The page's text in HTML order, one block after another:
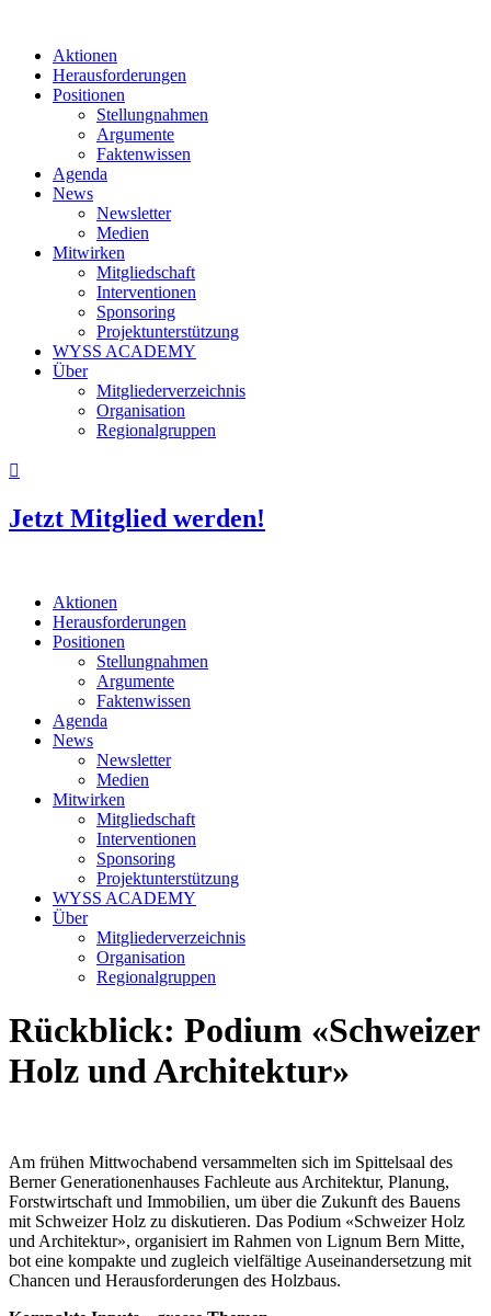
Aktionen
Herausforderungen
Positionen
Stellungnahmen
Argumente
Faktenwissen
Agenda
News
Newsletter
Medien
Mitwirken
Mitgliedschaft
Interventionen
Sponsoring
Projektunterstützung
WYSS ACADEMY
Über
Mitgliederverzeichnis
Organisation
Regionalgruppen

Jetzt Mitglied werden!
Aktionen
Herausforderungen
Positionen
Stellungnahmen
Argumente
Faktenwissen
Agenda
News
Newsletter
Medien
Mitwirken
Mitgliedschaft
Interventionen
Sponsoring
Projektunterstützung
WYSS ACADEMY
Über
Mitgliederverzeichnis
Organisation
Regionalgruppen
Rückblick: Podium «Schweizer
Holz und Architektur»
Am frühen Mittwochabend versammelten sich im Spittelsaal des
Berner Generationenhauses Fachleute aus Architektur, Planung,
Forstwirtschaft und Immobilien, um über die Zukunft des Bauens
mit Schweizer Holz zu diskutieren. Das Podium «Schweizer Holz
und Architektur», organisiert im Rahmen von Lignum Bern Mitte,
bot eine kompakte und zugleich vielfältige Auseinandersetzung mit
Chancen und Herausforderungen des Holzbaus.